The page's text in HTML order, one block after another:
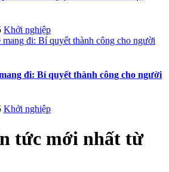
Khởi nghiệp
đi: Bí quyết thành công cho người
Khởi nghiệp
tức mới nhất từ